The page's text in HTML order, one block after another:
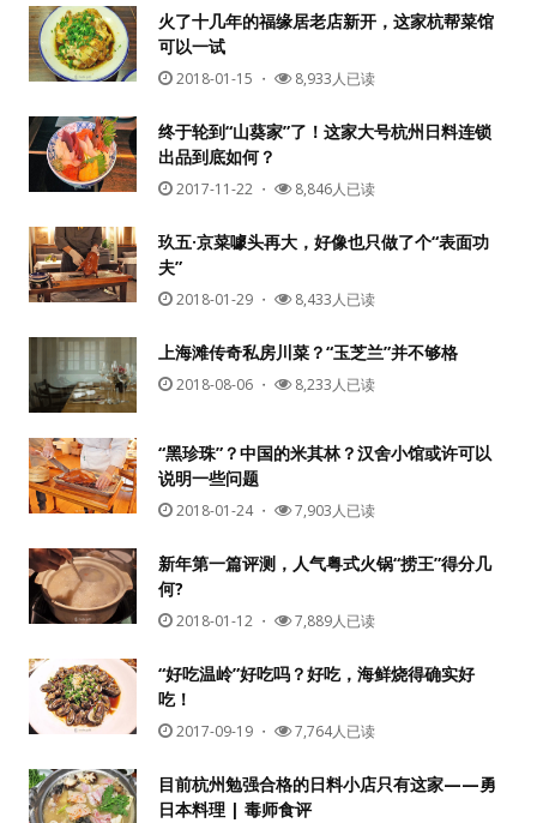
用户名或Email
密码
记住我的登录状态
火了十几年的福缘居老店新开，这家杭帮菜馆
可以一试
2018-01-15 ・ 8,933人已读
终于轮到“山葵家”了！这家大号杭州日料连锁
出品到底如何？
2017-11-22 ・ 8,846人已读
玖五·京菜噱头再大，好像也只做了个“表面功
夫”
2018-01-29 ・ 8,433人已读
上海滩传奇私房川菜？“玉芝兰”并不够格
2018-08-06 ・ 8,233人已读
“黑珍珠”？中国的米其林？汉舍小馆或许可以
说明一些问题
2018-01-24・ 7,903人已读
新年第一篇评测，人气粤式火锅“捞王”得分几
何?
2018-01-12 ・ 7,889人已读
“好吃温岭”好吃吗？好吃，海鲜烧得确实好
吃！
2017-09-19 ・ 7,764人已读
目前杭州勉强合格的日料小店只有这家——勇
日本料理 | 毒师食评